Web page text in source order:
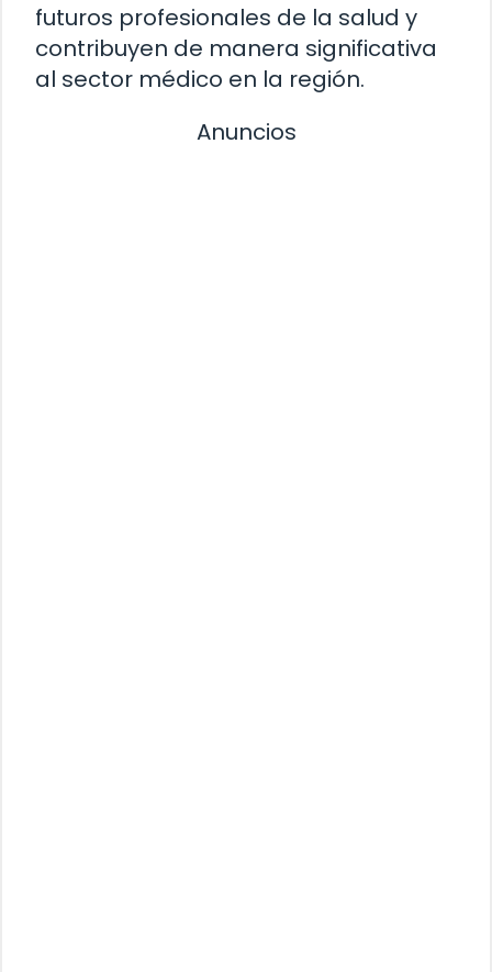
futuros profesionales de la salud y
contribuyen de manera significativa
al sector médico en la región.
Anuncios